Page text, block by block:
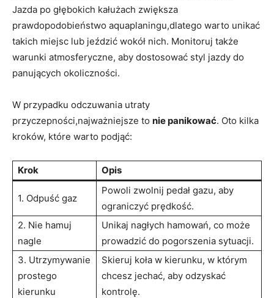
Jazda po głębokich kałużach zwiększa
prawdopodobieństwo ‍aquaplaningu,dlatego warto unikać
takich miejsc lub jeździć wokół nich. Monitoruj ⁢także‍
warunki atmosferyczne, ⁢aby dostosować styl ‌jazdy do
panujących⁢ okoliczności.
W przypadku odczuwania utraty⁣
przyczepności,najważniejsze ⁤to nie ‌panikować. Oto ⁣kilka
kroków, które warto podjąć:
Krok Opis
1. Odpuść gaz
Powoli zwolnij pedał gazu, aby
ograniczyć prędkość.
2. Nie hamuj‌
nagle
Unikaj nagłych hamowań,⁢ co może
prowadzić do pogorszenia ⁤sytuacji.
3.⁤ Utrzymywanie⁢
prostego
kierunku
Skieruj koła w kierunku, ⁣w którym⁤
chcesz jechać, aby ‌odzyskać
⁢kontrolę.